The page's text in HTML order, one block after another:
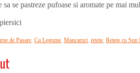
se pastreze pufoase si aromate pe mai
de Pasare, Cu Legume, Mancaruri, retete, Retete cu Sun